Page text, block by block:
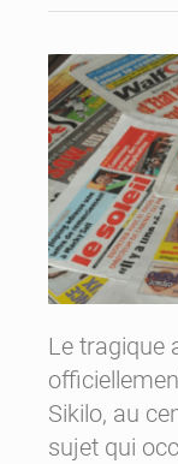
Le tragique
Sikilo, au
sujet qui